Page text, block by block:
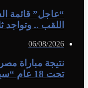
“عاجل” قائمة
اللقب .. وتواجد
06/08/2026
نتيجة مباراة
تحت 18 عام “سيدات”